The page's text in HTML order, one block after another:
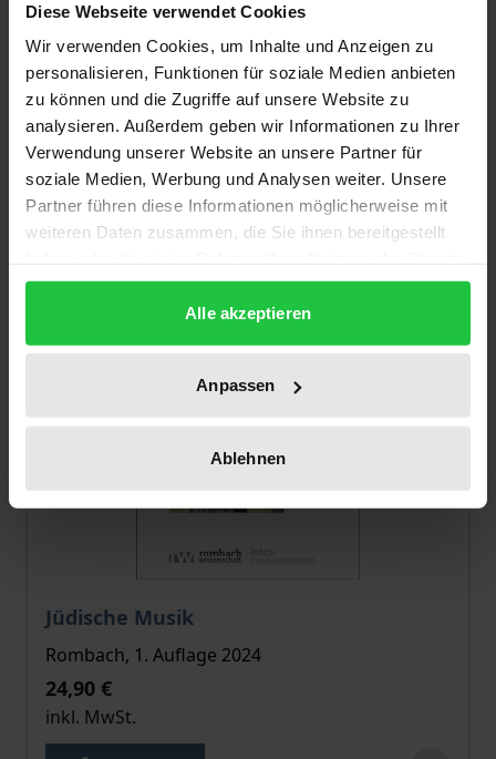
Diese Webseite verwendet Cookies
Wir verwenden Cookies, um Inhalte und Anzeigen zu
personalisieren, Funktionen für soziale Medien anbieten
zu können und die Zugriffe auf unsere Website zu
analysieren. Außerdem geben wir Informationen zu Ihrer
Verwendung unserer Website an unsere Partner für
soziale Medien, Werbung und Analysen weiter. Unsere
Partner führen diese Informationen möglicherweise mit
weiteren Daten zusammen, die Sie ihnen bereitgestellt
gesammelt haben.
Alle akzeptieren
Anpassen
Ablehnen
Symptome der Moderne
Rombach, 1. Auflage 2004
36,00 € inkl. MwSt.
In den Warenkorb
Jüdische Musik
Der Preis dieses Titels richtet sich nach der
Rombach, 1. Auflage 2024
24,90 €
inkl. MwSt.